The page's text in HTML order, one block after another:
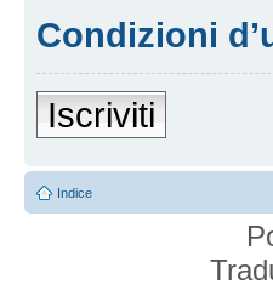
Condizioni
Iscriviti
Indice